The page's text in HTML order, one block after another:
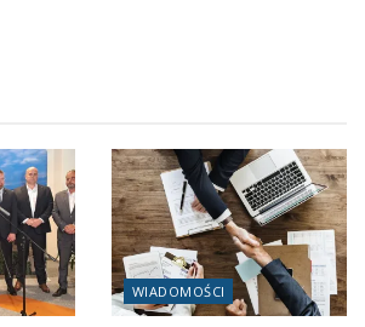
WIADOMOŚCI